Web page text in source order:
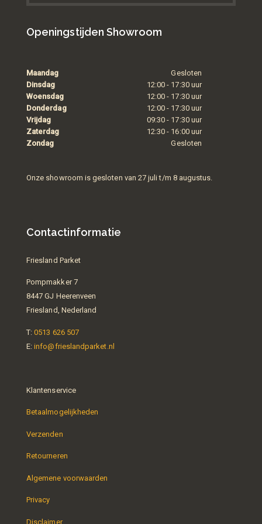
Openingstijden Showroom
Maandag
Gesloten
Dinsdag
12:00 - 17:30 uur
Woensdag
12:00 - 17:30 uur
Donderdag
12:00 - 17:30 uur
Vrijdag
09:30 - 17:30 uur
Zaterdag
12:30 - 16:00 uur
Zondag
Gesloten
Onze showroom is gesloten van 27 juli t/m 8 augustus.
Contactinformatie
Friesland Parket
Pompmakker 7
8447 GJ Heerenveen
Friesland, Nederland
T:0513 626 507
E:info@frieslandparket.nl
Klantenservice
Betaalmogelijkheden
Verzenden
Retourneren
Algemene voorwaarden
Privacy
Disclaimer